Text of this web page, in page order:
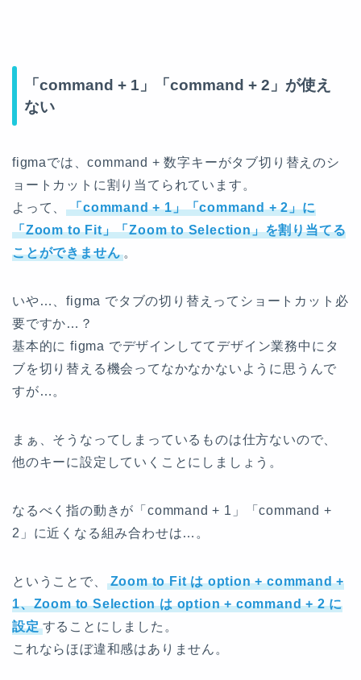
「command + 1」「command + 2」が使え
ない
figmaでは、command + 数字キーがタブ切り替えのシ
ョートカットに割り当てられています。
よって、 「command + 1」「command + 2」に
「Zoom to Fit」「Zoom to Selection」を割り当てる
ことができません 。
いや…、figma でタブの切り替えってショートカット必
要ですか…？
基本的に figma でデザインしててデザイン業務中にタ
ブを切り替える機会ってなかなかないように思うんで
すが…。
まぁ、そうなってしまっているものは仕方ないので、
他のキーに設定していくことにしましょう。
なるべく指の動きが「command + 1」「command +
2」に近くなる組み合わせは…。
ということで、
Zoom to Fit は option + command +
1、Zoom to Selection は option + command + 2 に
設定 することにしました。
これならほぼ違和感はありません。